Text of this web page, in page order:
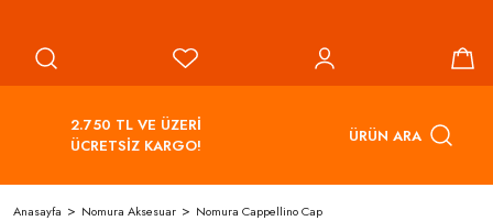
2.750 TL VE ÜZERİ
ÜCRETSİZ KARGO!
ÜRÜN ARA
Anasayfa Nomura Aksesuar Nomura Cappellino Cap